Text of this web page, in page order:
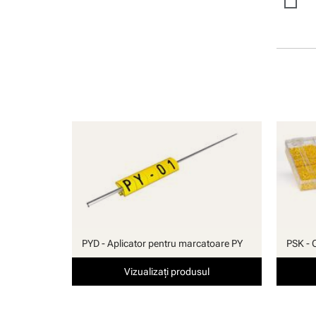
PYD - Aplicator pentru marcatoare PY
Vizualizați produsul
PSK -